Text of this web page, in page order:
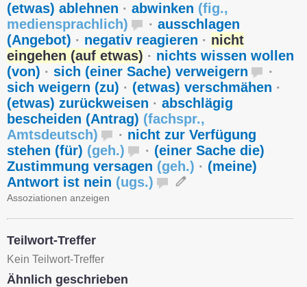
(etwas) ablehnen · abwinken (fig.,
mediensprachlich) · ausschlagen
(Angebot) · negativ reagieren · nicht
eingehen (auf etwas) · nichts wissen wollen
(von) · sich (einer Sache) verweigern
·
sich weigern (zu) · (etwas) verschmähen ·
(etwas) zurückweisen · abschlägig
bescheiden (Antrag) (fachspr.,
Amtsdeutsch) · nicht zur Verfügung
stehen (für) (geh.) · (einer Sache die)
Zustimmung versagen (geh.) · (meine)
Antwort ist nein (ugs.)
Assoziationen anzeigen
Teilwort-Treffer
Kein Teilwort-Treffer
Ähnlich geschrieben